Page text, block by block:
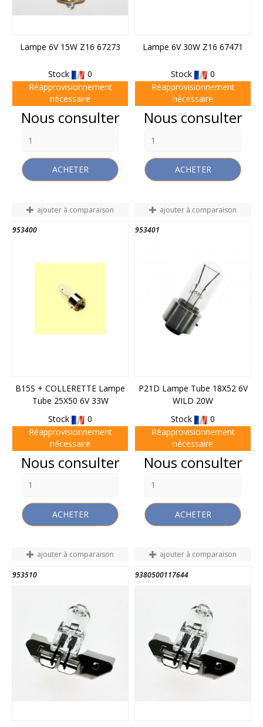
Lampe 6V 15W Z16 67273
Stock
0
Réapprovisionnement
nécessaire
Prix
Nous consulter
ACHETER
Lampe 6V 30W Z16 67471
Stock
0
Réapprovisionnement
nécessaire
Prix
Nous consulter
ACHETER
ajouter à comparaison
953400
B15S + COLLERETTE Lampe
Tube 25X50 6V 33W
Stock
0
Réapprovisionnement
nécessaire
Prix
Nous consulter
ACHETER
ajouter à comparaison
953401
P21D Lampe Tube 18X52 6V
WILD 20W
Stock
0
Réapprovisionnement
nécessaire
Prix
Nous consulter
ACHETER
ajouter à comparaison
953510
ajouter à comparaison
9380500117644